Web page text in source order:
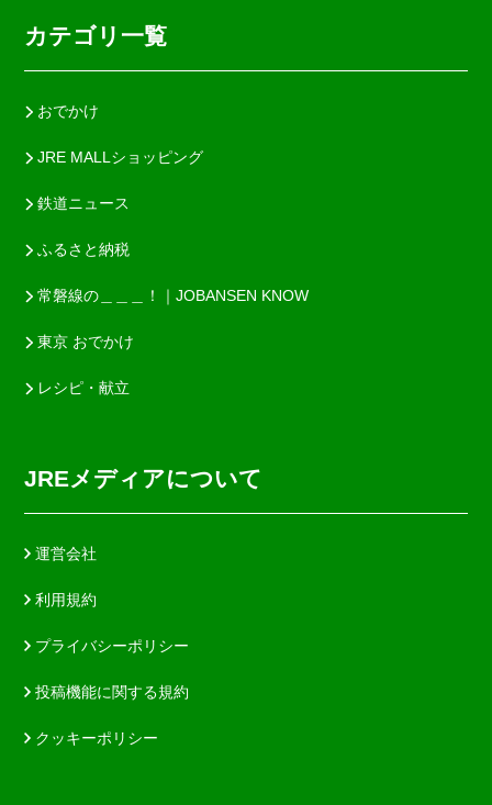
カテゴリ一覧
おでかけ
JRE MALLショッピング
鉄道ニュース
ふるさと納税
常磐線の＿＿＿！｜JOBANSEN KNOW
東京 おでかけ
レシピ・献立
JREメディアについて
運営会社
利用規約
プライバシーポリシー
投稿機能に関する規約
クッキーポリシー